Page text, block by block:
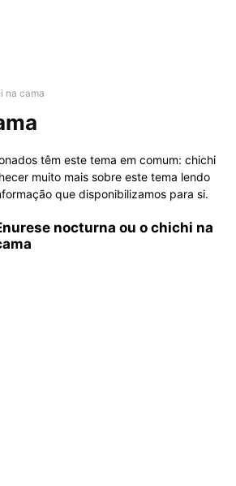
na cama
têm este tema em comum: chichi
muito mais sobre este tema lendo
que disponibilizamos para si.
nocturna ou o chichi na